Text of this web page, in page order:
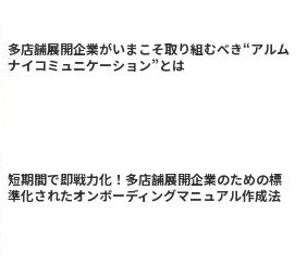
多店舗展開企業がいまこそ取り組むべき“アルム
ナイコミュニケーション”とは
短期間で即戦力化！多店舗展開企業のための標
準化されたオンボーディングマニュアル作成法